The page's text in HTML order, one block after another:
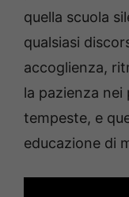
quella scuola
qualsiasi
accoglienza,
la pazienza nei
tempeste, e
educazione di